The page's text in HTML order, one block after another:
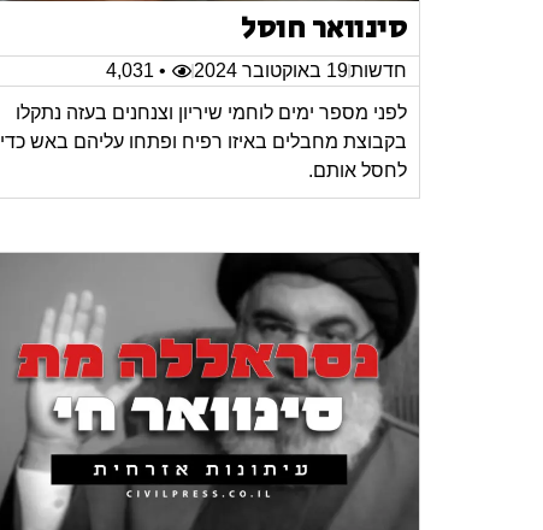
סינוואר חוסל
חדשות19 באוקטובר 2024 • 4,031
לפני מספר ימים לוחמי שיריון וצנחנים בעזה נתקלו
בקבוצת מחבלים באיזו רפיח ופתחו עליהם באש כדי
לחסל אותם.